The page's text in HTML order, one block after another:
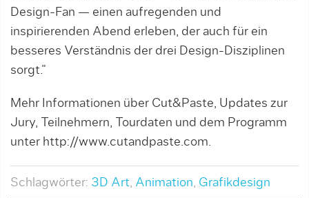
Design-Fan — einen aufregenden und
inspirierenden Abend erleben, der auch für ein
besseres Verständnis der drei Design-Disziplinen
sorgt.”
Mehr Informationen über Cut&Paste, Updates zur
Jury, Teilnehmern, Tourdaten und dem Programm
unter http://www.cutandpaste.com.
Schlagwörter: 3D Art Animation Grafikdesign